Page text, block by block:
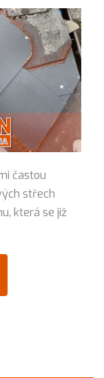
častou
střech
která se již